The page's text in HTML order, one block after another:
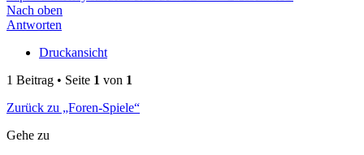
Nach oben
Antworten
Druckansicht
1 Beitrag • Seite 1 von 1
Zurück zu „Foren-Spiele“
Gehe zu